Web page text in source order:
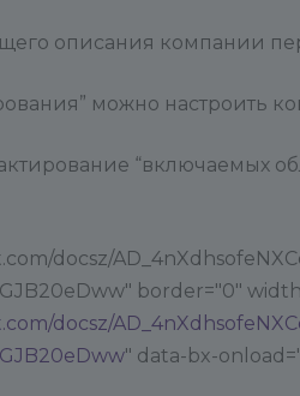
описания компании
можно настроить
“включаемых
docsz/
border="0"
docsz/
" data-bx-